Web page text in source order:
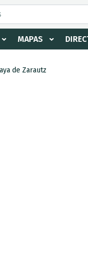
MAPAS
de Zarautz